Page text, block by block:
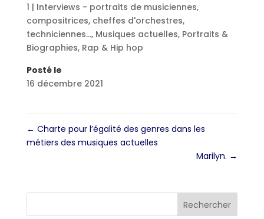
1 | Interviews - portraits de musiciennes,
compositrices, cheffes d'orchestres,
techniciennes..., Musiques actuelles, Portraits &
Biographies, Rap & Hip hop
Posté le
16 décembre 2021
← Charte pour l’égalité des genres dans les
métiers des musiques actuelles
Marilyn. →